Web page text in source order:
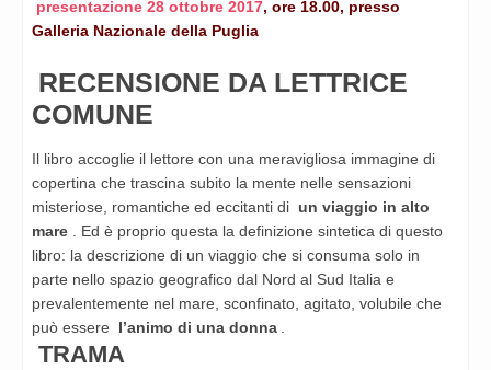
presentazione 28 ottobre 2017, ore 18.00, presso
Galleria Nazionale della Puglia
RECENSIONE DA LETTRICE
COMUNE
Il libro accoglie il lettore con una meravigliosa immagine di
copertina che trascina subito la mente nelle sensazioni
misteriose, romantiche ed eccitanti di un viaggio in alto
mare . Ed è proprio questa la definizione sintetica di questo
libro: la descrizione di un viaggio che si consuma solo in
parte nello spazio geografico dal Nord al Sud Italia e
prevalentemente nel mare, sconfinato, agitato, volubile che
può essere
l’animo di una donna .
TRAMA